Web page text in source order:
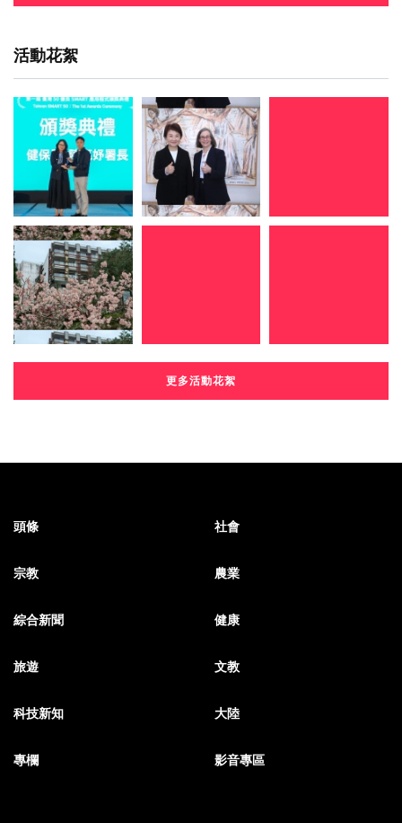
活動花絮
更多活動花絮
頭條 社會
宗教 農業
綜合新聞 健康
旅遊 文教
科技新知 大陸
專欄 影音專區